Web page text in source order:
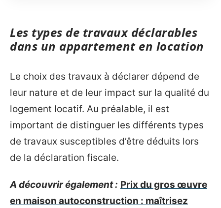
Les types de travaux déclarables
dans un appartement en location
Le choix des travaux à déclarer dépend de
leur nature et de leur impact sur la qualité du
logement locatif. Au préalable, il est
important de distinguer les différents types
de travaux susceptibles d’être déduits lors
de la déclaration fiscale.
A découvrir également : Prix du gros œuvre
en maison autoconstruction : maîtrisez